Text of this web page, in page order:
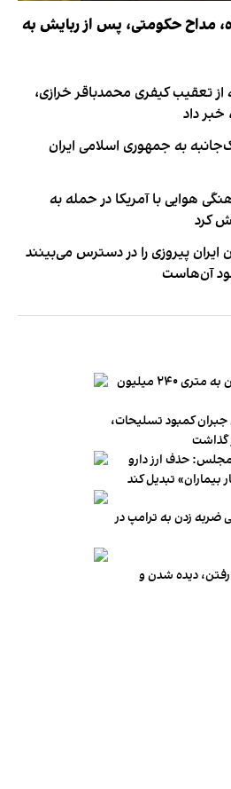
مداح حکومتی، پس از ربایش به
تعقیب کیفری محمدباقر خرازی،
خبر داد
به جمهوری اسلامی ایران
هوایی با آمریکا در حمله به
کرد
پیروزی را در دسترس می‌بینند
آن‌هاست
میانگین قیمت مسکن در تهران به متری ۲۴۰ میلیون
کمبود تسلیحات،
گذاشت
حذف ارز دارو
ضربه زدن به ترامپ در
رفتن، دیده شدن و